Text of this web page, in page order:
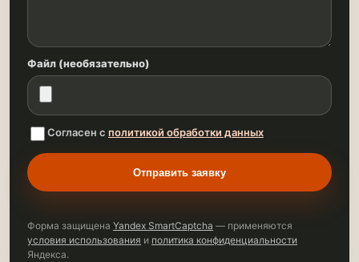
Файл (необязательно)
Согласен с политикой обработки данных
Отправить заявку
Форма защищена Yandex SmartCaptcha — применяются
условия использования и политика конфиденциальности
Яндекса.